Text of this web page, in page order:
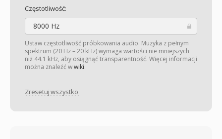
Częstotliwość:
8000 Hz
Ustaw częstotliwość próbkowania audio. Muzyka z pełnym
spektrum (20 Hz – 20 kHz) wymaga wartości nie mniejszych
niż 44.1 kHz, aby osiągnąć transparentność. Więcej informacji
można znaleźć wwiki.
Zresetuj wszystko